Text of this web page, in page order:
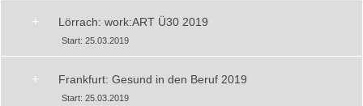
+ Lörrach: work:ART Ü30 2019
Start: 25.03.2019
+ Frankfurt: Gesund in den Beruf 2019
Start: 25.03.2019